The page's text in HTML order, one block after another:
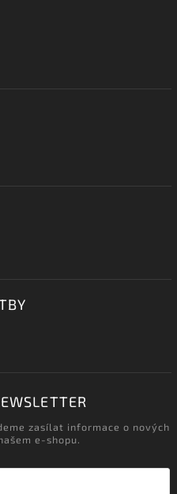
zasílat informace o nových
e-shopu.